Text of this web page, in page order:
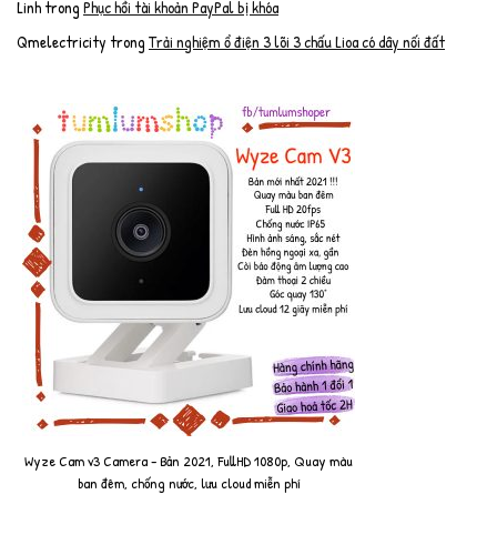
LinhtrongPhục hồi tài khoản PayPal bị khóa
Qmelectricity trongTrải nghiệm ổ điện 3 lõi 3 chấu Lioa có dây nối đất
Wyze Cam v3 Camera - Bản 2021, FullHD 1080p, Quay màu
ban đêm, chống nước, lưu cloud miễn phí